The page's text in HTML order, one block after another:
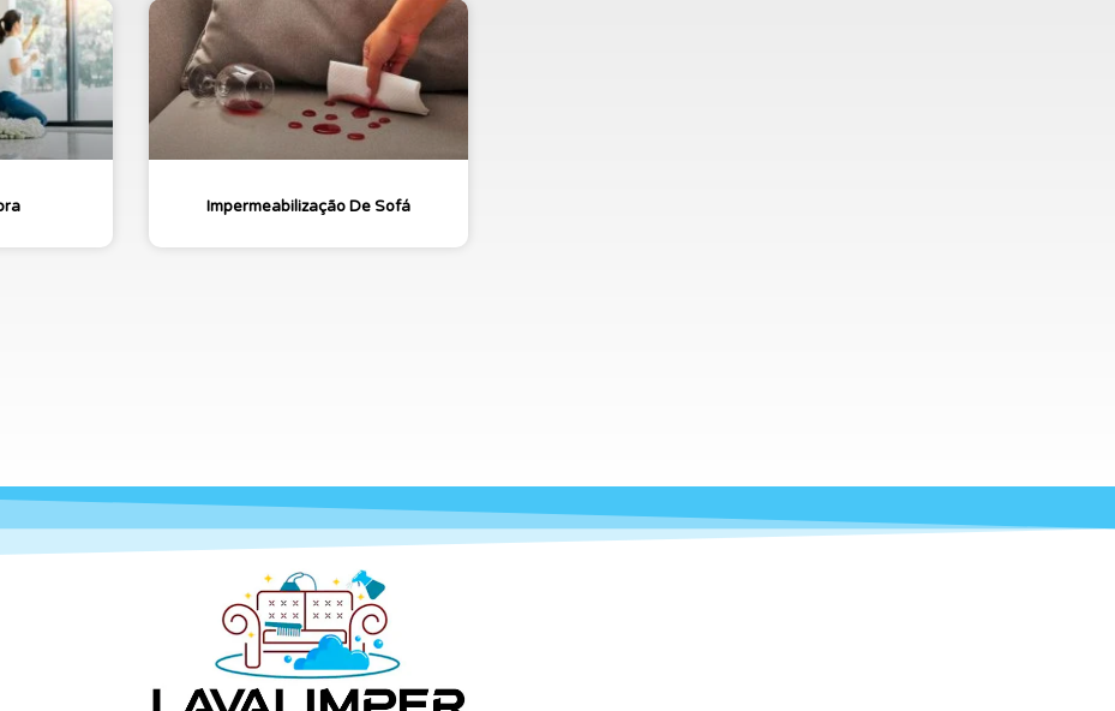
Impermeabilização De Sofá